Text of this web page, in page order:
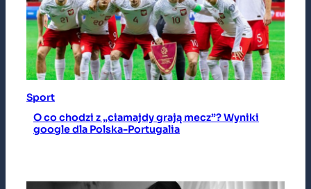
Sport
O co chodzi z „ciamajdy grają mecz”? Wyniki
google dla Polska-Portugalia